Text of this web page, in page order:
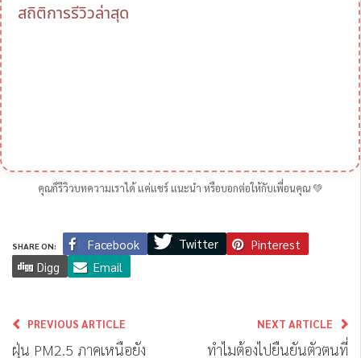
สถิติการรีวิวล่าสุด
คุณก็รีวิวบทความเราได้ แค่แชร์ แนะนำ หรือบอกต่อให้กับเพื่อนคุณ 💚
SHARE ON: Facebook Twitter
Pinterest
Digg
Email
PREVIOUS ARTICLE
ฝุ่น PM2.5 ภาคเหนือยัง
NEXT ARTICLE
ทำไมต้องไปยืนยันตัวตนที่